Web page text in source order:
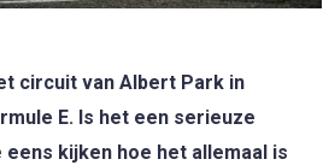
circuit van Albert Park in
E. Is het een serieuze
kijken hoe het allemaal is